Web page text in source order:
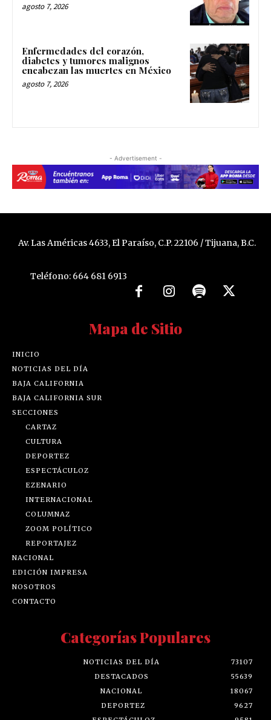
agosto 7, 2026
Enfermedades del corazón,
diabetes y tumores malignos
encabezan las muertes en México
agosto 7, 2026
- Advertisement -
Av. Las Américas 4633, El Paraíso, C.P. 22106 / Tijuana, B.C.
Teléfono: 664 681 6913
Mapa de Sitio
INICIO
NOTICIAS DEL DÍA
BAJA CALIFORNIA
BAJA CALIFORNIA SUR
SECCIONES
CARTAZ
CULTURA
DEPORTEZ
ESPECTÁCULOZ
EZENARIO
INTERNACIONAL
COLUMNAZ
ZOOM POLÍTICO
REPORTAJEZ
NACIONAL
EDICIÓN IMPRESA
NOSOTROS
CONTACTO
Categorías Populares
NOTICIAS DEL DÍA
73107
DESTACADOS
55639
NACIONAL
18067
DEPORTEZ
9627